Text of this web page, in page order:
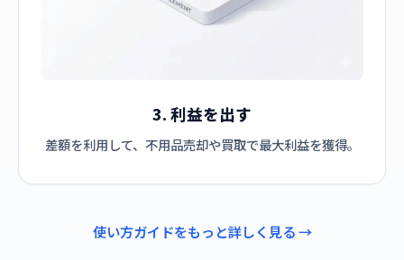
3. 利益を出す
差額を利用して、不用品売却や買取で最大利益を獲得。
使い方ガイドをもっと詳しく見る →